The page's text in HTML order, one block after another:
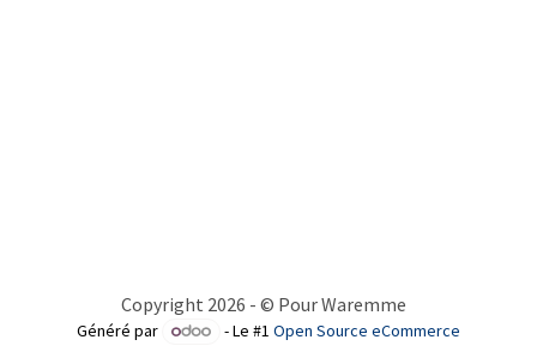
Copyright 2026 - © Pour Waremme
Généré par - Le #1 Open Source eCommerce